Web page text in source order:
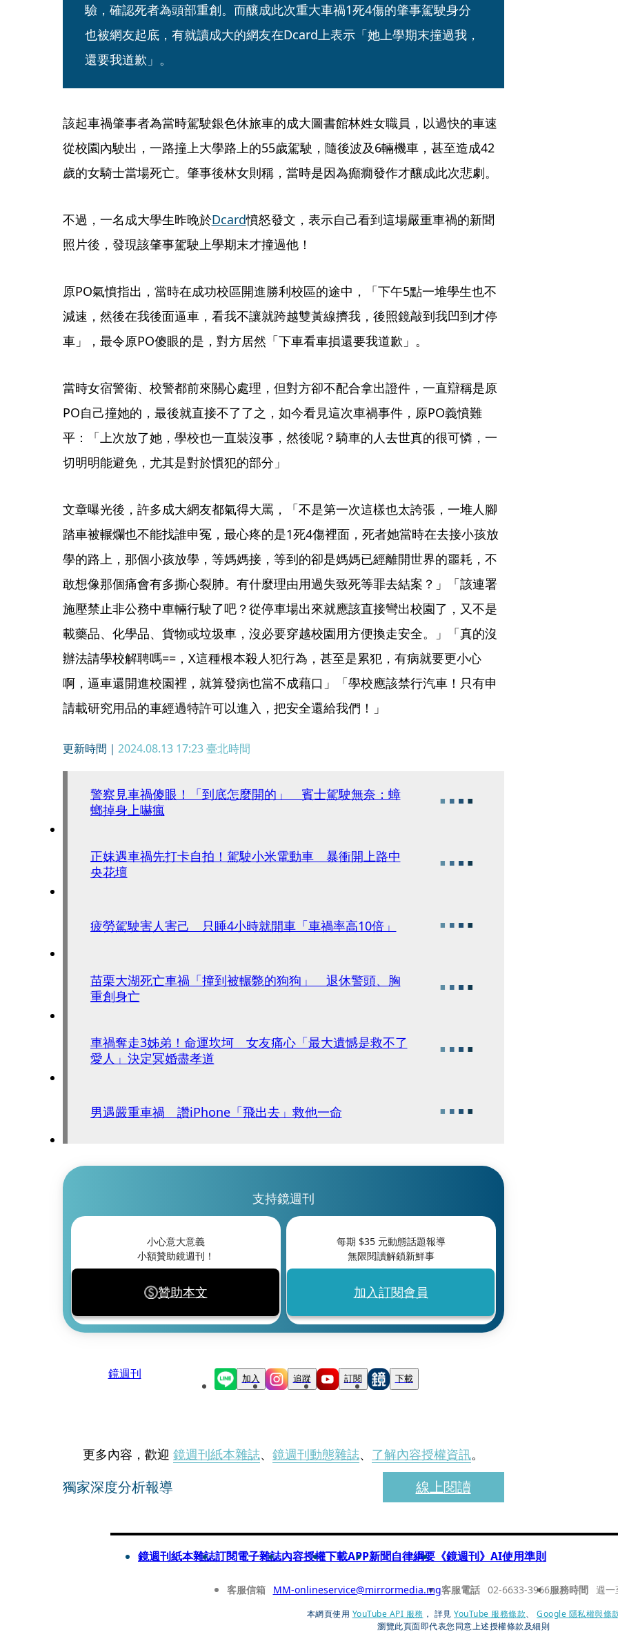
驗，確認死者為頭部重創。而釀成此次重大車禍1死4傷的肇事駕駛身分
也被網友起底，有就讀成大的網友在Dcard上表示「她上學期末撞過我，
還要我道歉」。
該起車禍肇事者為當時駕駛銀色休旅車的成大圖書館林姓女職員，以過快的車速
從校園內駛出，一路撞上大學路上的55歲駕駛，隨後波及6輛機車，甚至造成42
歲的女騎士當場死亡。肇事後林女則稱，當時是因為癲癇發作才釀成此次悲劇。
不過，一名成大學生昨晚於Dcard憤怒發文，表示自己看到這場嚴重車禍的新聞
照片後，發現該肇事駕駛上學期末才撞過他！
原PO氣憤指出，當時在成功校區開進勝利校區的途中，「下午5點一堆學生也不
減速，然後在我後面逼車，看我不讓就跨越雙黃線擠我，後照鏡敲到我凹到才停
車」，最令原PO傻眼的是，對方居然「下車看車損還要我道歉」。
當時女宿警衛、校警都前來關心處理，但對方卻不配合拿出證件，一直辯稱是原
PO自己撞她的，最後就直接不了了之，如今看見這次車禍事件，原PO義憤難
平：「上次放了她，學校也一直裝沒事，然後呢？騎車的人去世真的很可憐，一
切明明能避免，尤其是對於慣犯的部分」
文章曝光後，許多成大網友都氣得大罵，「不是第一次這樣也太誇張，一堆人腳
踏車被輾爛也不能找誰申冤，最心疼的是1死4傷裡面，死者她當時在去接小孩放
學的路上，那個小孩放學，等媽媽接，等到的卻是媽媽已經離開世界的噩耗，不
敢想像那個痛會有多撕心裂肺。有什麼理由用過失致死等罪去結案？」「該連署
施壓禁止非公務中車輛行駛了吧？從停車場出來就應該直接彎出校園了，又不是
載藥品、化學品、貨物或垃圾車，沒必要穿越校園用方便換走安全。」「真的沒
辦法請學校解聘嗎==，X這種根本殺人犯行為，甚至是累犯，有病就要更小心
啊，逼車還開進校園裡，就算發病也當不成藉口」「學校應該禁行汽車！只有申
請載研究用品的車經過特許可以進入，把安全還給我們！」
更新時間｜ 2024.08.13 17:23臺北時間
警察見車禍傻眼！「到底怎麼開的」 賓士駕駛無奈：蟑
螂掉身上嚇瘋
正妹遇車禍先打卡自拍！駕駛小米電動車 暴衝開上路中
央花壇
疲勞駕駛害人害己 只睡4小時就開車「車禍率高10倍」
苗栗大湖死亡車禍「撞到被輾斃的狗狗」 退休警頭、胸
重創身亡
車禍奪走3姊弟！命運坎坷 女友痛心「最大遺憾是救不了
愛人」決定冥婚盡孝道
男遇嚴重車禍 讚iPhone「飛出去」救他一命
支持鏡週刊
小心意大意義
小額贊助鏡週刊！
贊助本文
每期 $35元動態話題報導
無限閱讀解鎖新鮮事
加入訂閱會員
鏡週刊 加入 追蹤 訂閱 下載
更多內容，歡迎 鏡週刊紙本雜誌、 鏡週刊動態雜誌、 了解內容授權資訊。
獨家深度分析報導 線上閱讀
鏡週刊紙本雜誌訂閱電子雜誌內容授權下載APP新聞自律綱要 《鏡週刊》AI使用準則
客服信箱 MM-onlineservice@mirrormedia.mg客服電話 02-6633-3966服務時間 週一
本網頁使用 YouTube API 服務 ， 詳見 YouTube 服務條款、
Google 隱私權與條
瀏覽此頁面即代表您同意上述授權條款及細則